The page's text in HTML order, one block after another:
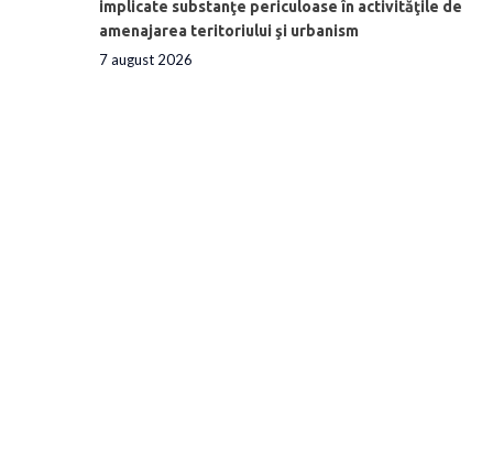
implicate substanţe periculoase în activităţile de
amenajarea teritoriului şi urbanism
7 august 2026